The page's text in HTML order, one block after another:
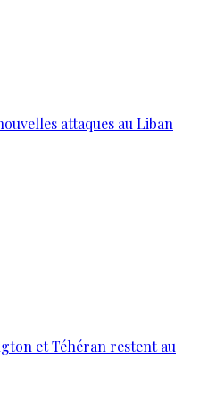
attaques au Liban
et Téhéran restent au